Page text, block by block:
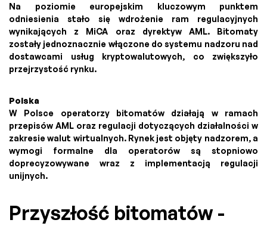
Na poziomie europejskim kluczowym punktem
odniesienia stało się wdrożenie ram regulacyjnych
wynikających z MiCA oraz dyrektyw AML. Bitomaty
zostały jednoznacznie włączone do systemu nadzoru nad
dostawcami usług kryptowalutowych, co zwiększyło
przejrzystość rynku.
Polska
W Polsce operatorzy bitomatów działają w ramach
przepisów AML oraz regulacji dotyczących działalności w
zakresie walut wirtualnych. Rynek jest objęty nadzorem, a
wymogi formalne dla operatorów są stopniowo
doprecyzowywane wraz z implementacją regulacji
unijnych.
Przyszłość bitomatów -